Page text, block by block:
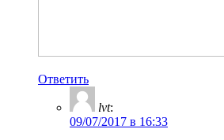
Ответить
lvt:
09/07/2017 в 16:33